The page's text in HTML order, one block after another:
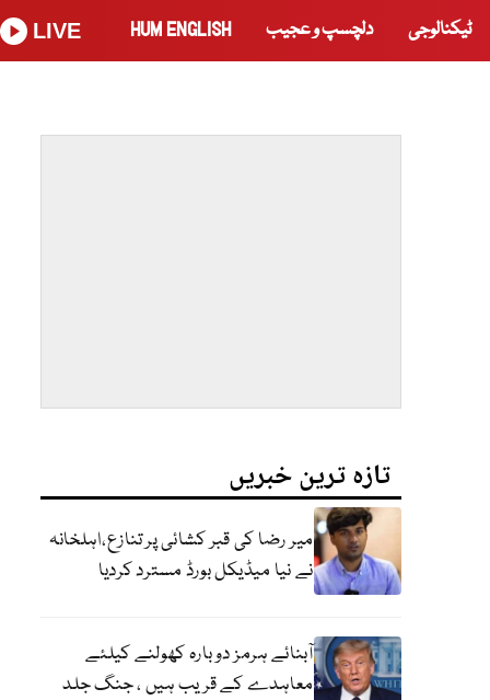
ٹیکنالوجی دلچسپ و عجیب HUM ENGLISH
LIVE
تازہ ترین خبریں
میر رضا کی قبر کشائی پر تنازع،اہلخانہ
نے نیا میڈیکل بورڈ مسترد کردیا
آبنائے ہرمز دوبارہ کھولنے کیلئے
معاہدے کے قریب ہیں ، جنگ جلد